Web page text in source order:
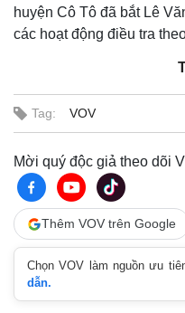
Quan sát
Cuộc sống đó đây
Hồ sơ
huyện Cô Tô đã bắt Lê
các hoạt động điều tra
Tag: VOV
Mời quý độc giả theo dõi
Thêm VOV trên Google
Chọn VOV làm nguồn ưu
dẫn.